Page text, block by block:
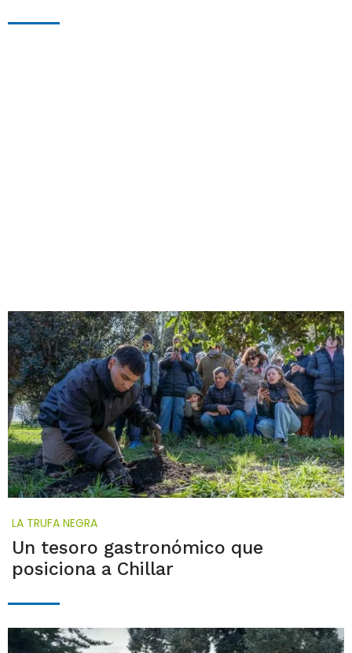
LA TRUFA NEGRA
Un tesoro gastronómico que
posiciona a Chillar